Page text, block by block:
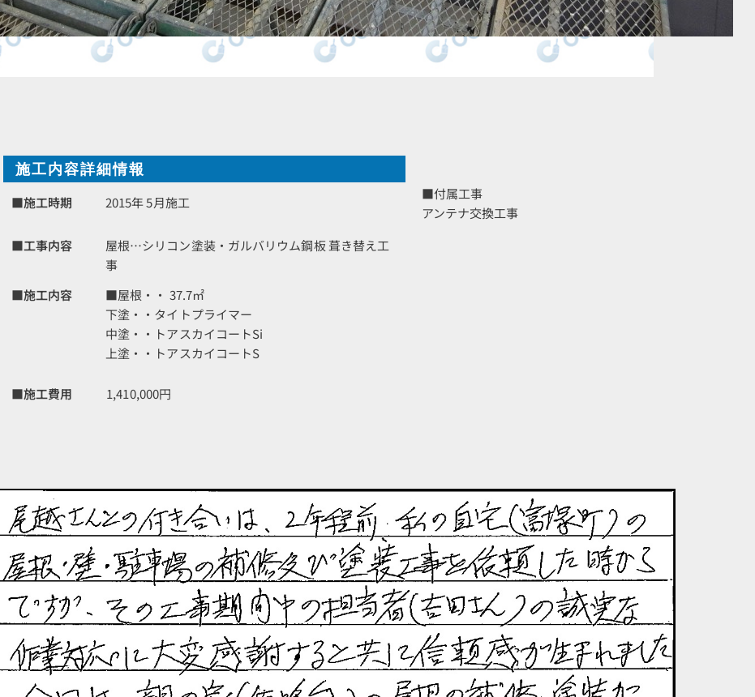
施工内容詳細情報
■施工時期
2015年 5月施工
■工事内容
屋根…シリコン塗装・ガルバリウム鋼板 葺き替え工
事
■施工内容
■屋根・・ 37.7㎡
下塗・・タイトプライマー
中塗・・トアスカイコートSi
上塗・・トアスカイコートS
■施工費用 1,410,000円
■付属工事
アンテナ交換工事